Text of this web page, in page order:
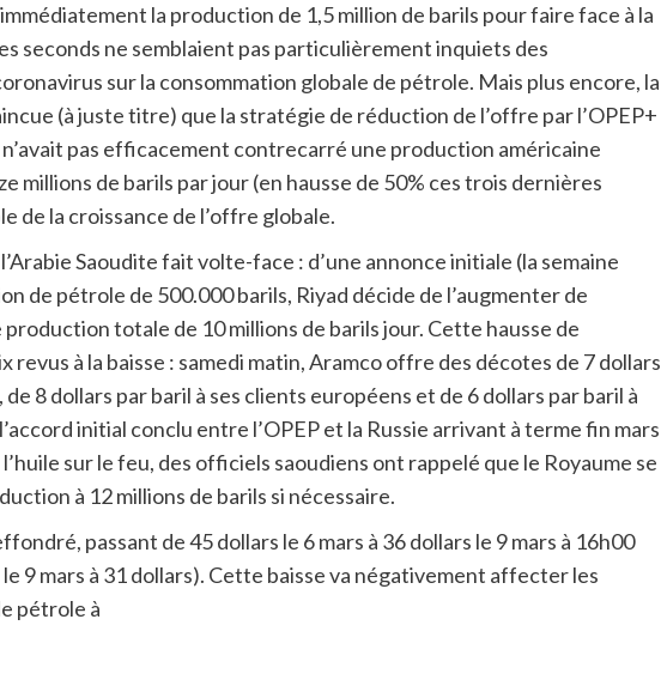
la production de 1,5 million de barils pour faire face à la
seconds ne semblaient pas particulièrement inquiets des
sur la consommation globale de pétrole. Mais plus encore, la
(à juste titre) que la stratégie de réduction de l’offre par l’OPEP+
pas efficacement contrecarré une production américaine
millions de barils par jour (en hausse de 50% ces trois dernières
de la croissance de l’offre globale.
Saoudite fait volte-face : d’une annonce initiale (la semaine
de pétrole de 500.000 barils, Riyad décide de l’augmenter de
totale de 10 millions de barils jour. Cette hausse de
revus à la baisse : samedi matin, Aramco offre des décotes de 7 dollars
8 dollars par baril à ses clients européens et de 6 dollars par baril à
initial conclu entre l’OPEP et la Russie arrivant à terme fin mars
sur le feu, des officiels saoudiens ont rappelé que le Royaume se
à 12 millions de barils si nécessaire.
passant de 45 dollars le 6 mars à 36 dollars le 9 mars à 16h00
9 mars à 31 dollars). Cette baisse va négativement affecter les
pétrole à